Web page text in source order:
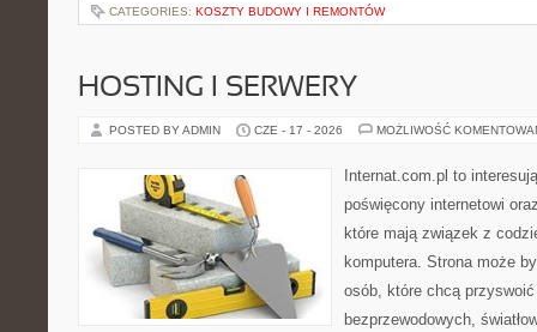
CATEGORIES: KOSZTY BUDOWY I REMONTÓW
HOSTING I SERWERY
POSTED BY ADMIN CZE - 17 - 2026 MOŻLIWOŚĆ
Internat.com.pl to
poświęcony internetowi
które mają związek z
komputera. Strona może
osób, które chcą
bezprzewodowych,